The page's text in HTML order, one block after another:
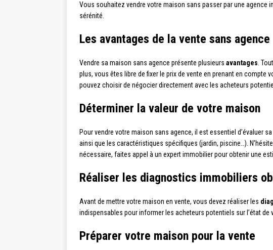
Vous souhaitez vendre votre maison sans passer par une
sérénité.
Les avantages de la vente sans agence
Vendre sa maison sans agence présente plusieurs avantages .
plus, vous êtes libre de fixer le prix de vente en prenant en
pouvez choisir de négocier directement avec les acheteurs
Déterminer la valeur de votre maison
Pour vendre votre maison sans agence, il est essentiel d’évaluer sa
ainsi que les caractéristiques spécifiques (jardin, piscine…).
nécessaire, faites appel à un expert immobilier pour obtenir une
Réaliser les diagnostics immobiliers
Avant de mettre votre maison en vente, vous devez réaliser les
indispensables pour informer les acheteurs potentiels sur l’état de
Préparer votre maison pour la vente